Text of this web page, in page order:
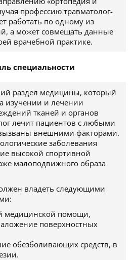
профессию травматолог-
работать по одному из
а может совмещать данные
врачебной практике.
специальности
раздел медицины, который
изучении и лечении
тканей и органов
лечит пациентов с любыми
внешними факторами.
заболевания
высокой спортивной
малоподвижного образа
владеть следующими
медицинской помощи,
поверхностных
обезболивающих средств, в